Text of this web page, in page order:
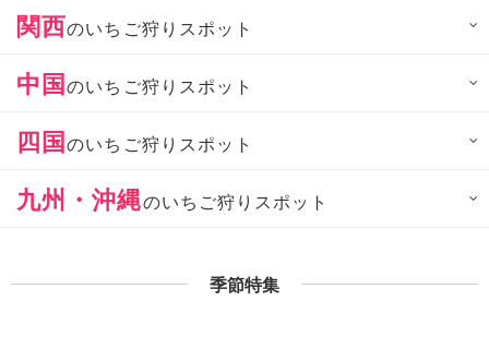
関西のいちご狩りスポット
中国のいちご狩りスポット
四国のいちご狩りスポット
九州・沖縄のいちご狩りスポット
季節特集